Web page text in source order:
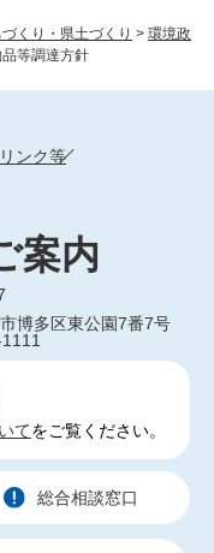
くり・県土づくり > 環境政
等調達方針
ンク等
案内
博多区東公園7番7号
てをご覧ください。
総合相談窓口